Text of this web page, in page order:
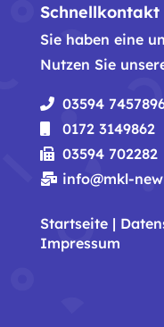
Schnellkontakt
Sie haben eine
Nutzen Sie
03594
0172 3149862
03594 702282
info@mkl-
Startseite|
Impressum